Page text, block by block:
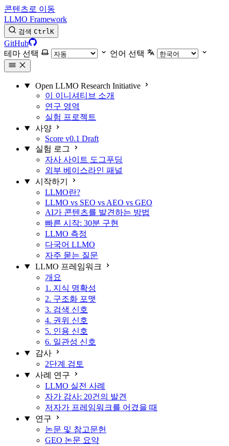
콘텐츠로 이동
LLMO Framework
검색 CtrlK
GitHub
테마 선택
언어 선택
Open LLMO Research Initiative
이 이니셔티브 소개
연구 영역
실험 프로젝트
사양
Score v0.1 Draft
실험 로그
자사 사이트 도그푸딩
외부 베이스라인 패널
시작하기
LLMO란?
LLMO vs SEO vs AEO vs GEO
AI가 콘텐츠를 발견하는 방법
빠른 시작: 30분 구현
LLMO 측정
다국어 LLMO
자주 묻는 질문
LLMO 프레임워크
개요
1. 지식 명확성
2. 구조화 포맷
3. 검색 신호
4. 권위 신호
5. 인용 신호
6. 일관성 신호
감사
2단계 검토
사례 연구
LLMO 실전 사례
자가 감사: 20건의 발견
저자가 프레임워크를 어겼을 때
연구
논문 및 참고문헌
GEO 논문 요약